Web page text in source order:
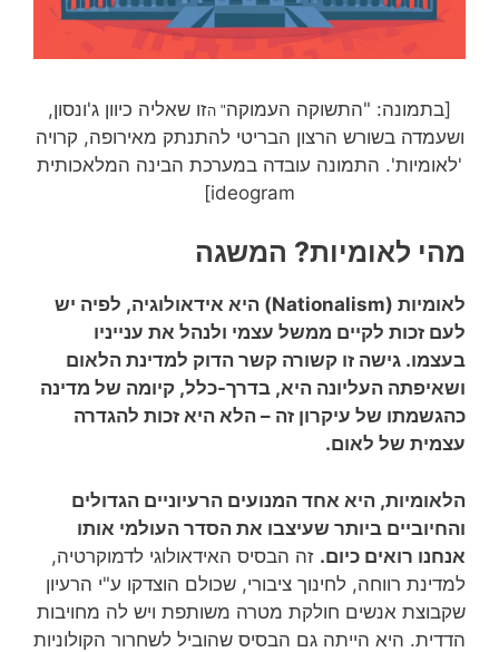
[בתמונה: "התשוקה העמוקה" הזו שאליה כיוון ג'ונסון,
ושעמדה בשורש הרצון הבריטי להתנתק מאירופה, קרויה
'לאומיות'. התמונה עובדה במערכת הבינה המלאכותית
ideogram]
מהי לאומיות? המשגה
לאומיות (Nationalism) היא אידאולוגיה, לפיה יש
לעם זכות לקיים ממשל עצמי ולנהל את ענייניו
בעצמו. גישה זו קשורה קשר הדוק למדינת הלאום
ושאיפתה העליונה היא, בדרך-כלל, קיומה של מדינה
כהגשמתו של עיקרון זה – הלא היא זכות להגדרה
עצמית של לאום.
הלאומיות, היא אחד המנועים הרעיוניים הגדולים
והחיוביים ביותר שעיצבו את הסדר העולמי אותו
אנחנו רואים כיום. זה הבסיס האידאולוגי לדמוקרטיה,
למדינת רווחה, לחינוך ציבורי, שכולם הוצדקו ע"י הרעיון
שקבוצת אנשים חולקת מטרה משותפת ויש לה מחויבות
הדדית. היא הייתה גם הבסיס שהוביל לשחרור הקולוניות